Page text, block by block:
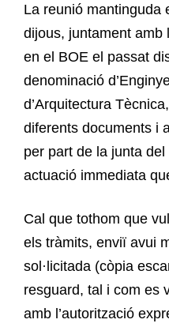
La reunió mantinguda
dijous, juntament amb
en el BOE el passat
denominació
d’Arquitectura
diferents documents i
per part de la junta
actuació immediata
Cal que tothom que
els tràmits, enviï avui
sol·licitada (còpia
resguard, tal i com es
amb l’autorització